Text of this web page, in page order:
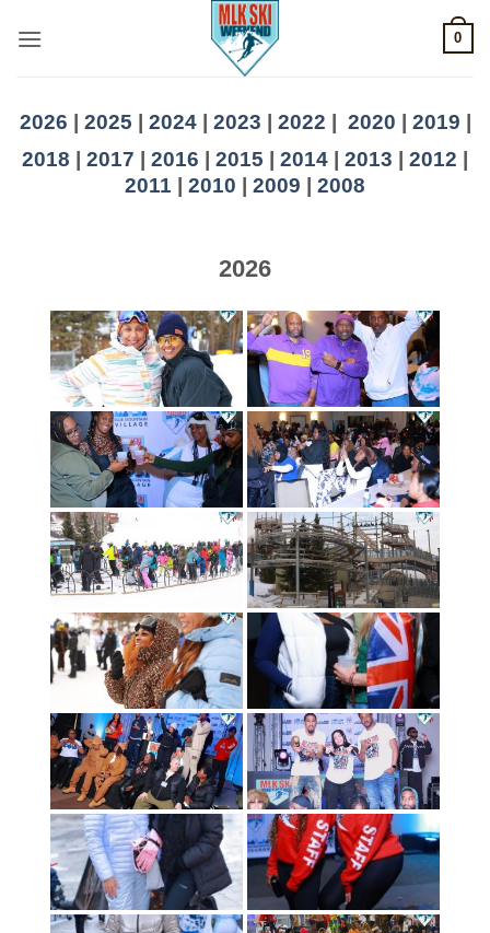
0
2026 2025 2024| 2023 2022 2020 2019
2018 | 2017 | 2016 | 2015 | 2014 | 2013 | 2012 |
2011 | 2010 | 2009 | 2008
2026